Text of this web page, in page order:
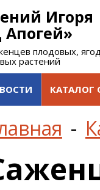
Игоря
плодовых,
растений
КАТАЛОГ
-